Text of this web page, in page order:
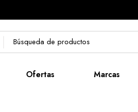
Ofertas Marcas
Mochilas